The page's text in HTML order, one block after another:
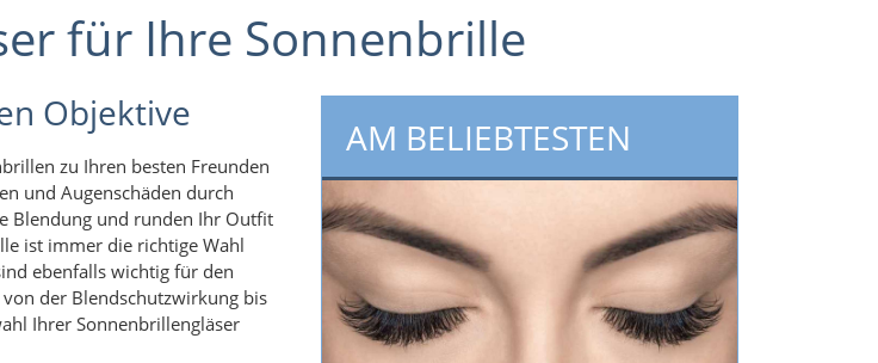
für Ihre Sonnenbrille
Objektive
zu Ihren besten Freunden
und Augenschäden durch
Blendung und runden Ihr Outfit
ist immer die richtige Wahl
ebenfalls wichtig für den
der Blendschutzwirkung bis
Ihrer Sonnenbrillengläser
AM BELIEBTESTEN